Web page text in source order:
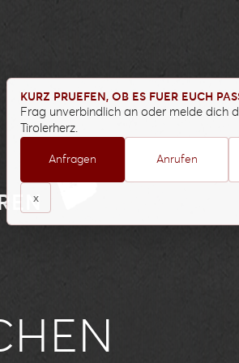
KURZ PRUEFEN, OB ES FUER EUCH
Frag unverbindlich an oder melde dich
Tirolerherz.
Anfragen Anrufen
x